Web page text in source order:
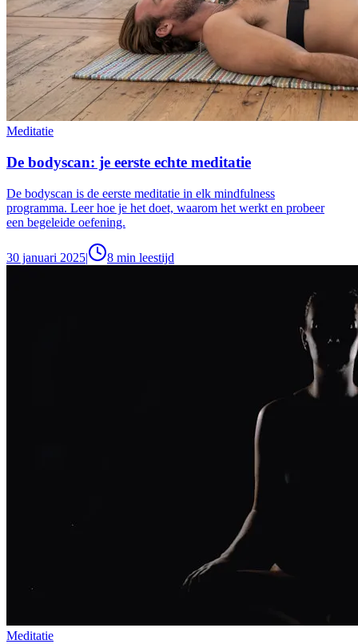
Meditatie
De bodyscan: je eerste echte meditatie
De bodyscan is de eerste meditatie in elk mindfulness
programma. Leer hoe je het doet, waarom het werkt en probeer
een begeleide oefening.
30 januari 2025| 8 min leestijd
Meditatie